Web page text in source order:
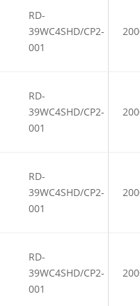
RD-
39WC4SHD/CP2-
001
RD-
39WC4SHD/CP2-
001
RD-
39WC4SHD/CP2-
001
RD-
39WC4SHD/CP2-
001